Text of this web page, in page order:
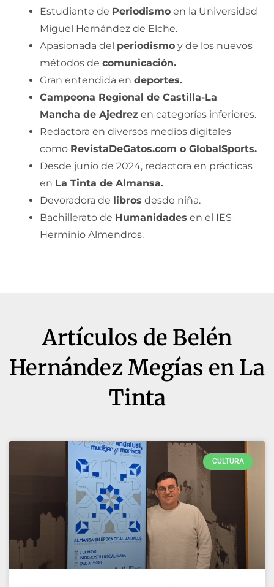
Estudiante de Periodismo en la Universidad
Miguel Hernández de Elche.
Apasionada del periodismo y de los nuevos
métodos de comunicación.
Gran entendida en deportes.
Campeona Regional de Castilla-La
Mancha de Ajedrez en categorías inferiores.
Redactora en diversos medios digitales
como RevistaDeGatos.com o GlobalSports.
Desde junio de 2024, redactora en prácticas
en La Tinta de Almansa.
Devoradora de libros desde niña.
Bachillerato de Humanidades en el IES
Herminio Almendros.
Artículos de Belén
Hernández Megías en La
Tinta
CULTURA